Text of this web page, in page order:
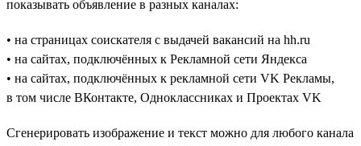
показывать объявление в разных каналах:
• на страницах соискателя с выдачей вакансий на hh.ru
• на сайтах, подключённых к Рекламной сети Яндекса
• на сайтах, подключённых к рекламной сети VK Рекламы,
в том числе ВКонтакте, Одноклассниках и Проектах VK
Сгенерировать изображение и текст можно для любого канала